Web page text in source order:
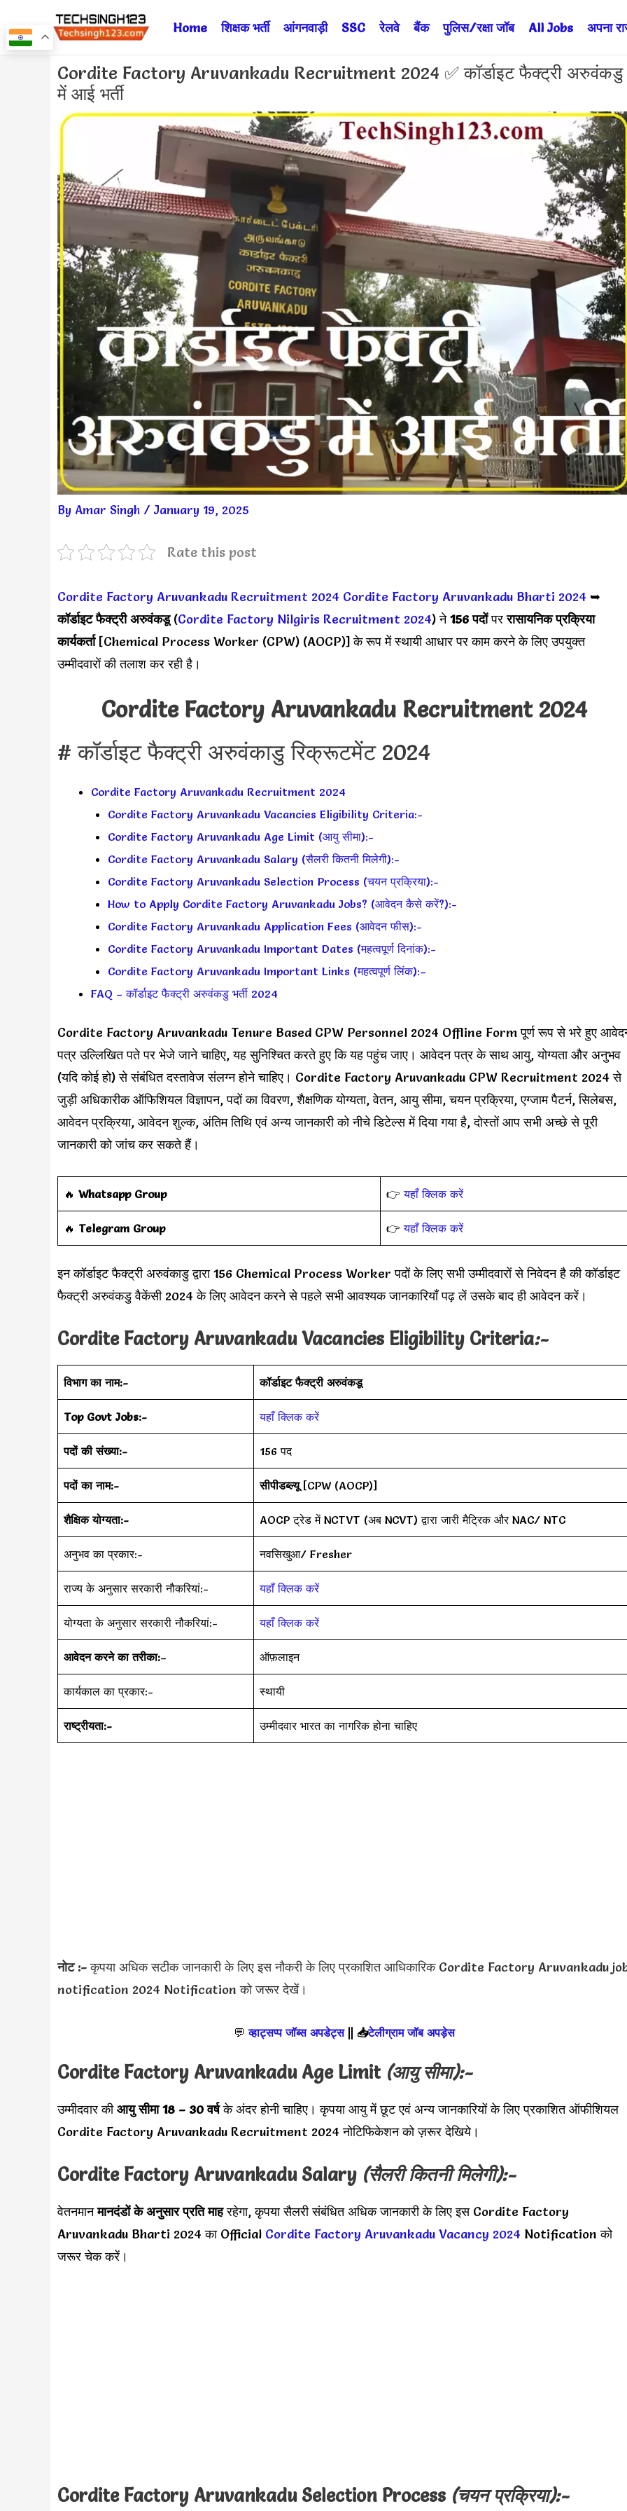
to
Home शिक्षक भर्ती आंगनवाड़ी SSC रेलवे बैंक पुलिस/रक्षा जॉब All Jobs अपना
Cordite Factory Aruvankadu Recruitment 2024 ✅ कॉर्डाइट फैक्ट्री अरुवंकडु
में आई भर्ती
By Amar Singh / January 19, 2025
Rate this post
Cordite Factory Aruvankadu Recruitment 2024 Cordite Factory Aruvankadu Bharti 2024 ➥
कॉर्डाइट फैक्ट्री अरुवंकडू(Cordite Factory Nilgiris Recruitment 2024) ने156 पदोंपररासायनिक प्रक्रिया
कार्यकर्ता[Chemical Process Worker (CPW) (AOCP)] के रूप में स्थायी आधार पर काम करने के लिए उपयुक्त
उम्मीदवारों की तलाश कर रही है।
Cordite Factory Aruvankadu Recruitment 2024
# कॉर्डाइट फैक्ट्री अरुवंकाडु रिक्रूटमेंट 2024
Cordite Factory Aruvankadu Recruitment 2024
Cordite Factory Aruvankadu Vacancies Eligibility Criteria:-
Cordite Factory Aruvankadu Age Limit (आयु सीमा):-
Cordite Factory Aruvankadu Salary (सैलरी कितनी मिलेगी):-
Cordite Factory Aruvankadu Selection Process (चयन प्रक्रिया):-
How to Apply Cordite Factory Aruvankadu Jobs? (आवेदन कैसे करें?):-
Cordite Factory Aruvankadu Application Fees (आवेदन फीस):-
Cordite Factory Aruvankadu Important Dates (महत्वपूर्ण दिनांक):-
Cordite Factory Aruvankadu Important Links (महत्वपूर्ण लिंक):–
FAQ – कॉर्डाइट फैक्ट्री अरुवंकडु भर्ती 2024
Cordite Factory Aruvankadu Tenure Based CPW Personnel 2024 Offline Form पूर्ण रूप से भरे हुए
पत्र उल्लिखित पते पर भेजे जाने चाहिए, यह सुनिश्चित करते हुए कि यह पहुंच जाए। आवेदन पत्र के साथ आयु, योग्यता और अनुभव
(यदि कोई हो) से संबंधित दस्तावेज संलग्न होने चाहिए। Cordite Factory Aruvankadu CPW Recruitment 2024 से
जुड़ी अधिकारीक ऑफिशियल विज्ञापन, पदों का विवरण, शैक्षणिक योग्यता, वेतन, आयु सीमा, चयन प्रक्रिया, एग्जाम पैटर्न, सिलेबस,
आवेदन प्रक्रिया, आवेदन शुल्क, अंतिम तिथि एवं अन्य जानकारी को नीचे डिटेल्स में दिया गया है, दोस्तों आप सभी अच्छे से पूरी
जानकारी को जांच कर सकते हैं।
‎️‍🔥 Whatsapp Group 👉यहाँ क्लिक करें
‎️‍🔥 Telegram Group 👉यहाँ क्लिक करें
इन कॉर्डाइट फैक्ट्री अरुवंकाडु द्वारा 156 Chemical Process Worker पदों के लिए सभी उम्मीदवारों से निवेदन है की कॉर्डाइट
फैक्ट्री अरुवंकडु वैकेंसी 2024 के लिए आवेदन करने से पहले सभी आवश्यक जानकारियाँ पढ़ लें उसके बाद ही आवेदन करें।
Cordite Factory Aruvankadu Vacancies Eligibility Criteria:-
विभाग का नाम:- कॉर्डाइट फैक्ट्री अरुवंकडू
Top Govt Jobs:- यहाँ क्लिक करें
पदों की संख्या:- 156 पद
पदों का नाम:- सीपीडब्ल्यू[CPW (AOCP)]
शैक्षिक योग्यता:- AOCP ट्रेड में NCTVT (अब NCVT) द्वारा जारी मैट्रिक और NAC/ NTC
अनुभव का प्रकार:- नवसिखुआ/ Fresher
राज्य के अनुसार सरकारी नौकरियां:- यहाँ क्लिक करें
योग्यता के अनुसार सरकारी नौकरियां:- यहाँ क्लिक करें
आवेदन करने का तरीका:– ऑफ़लाइन
कार्यकाल का प्रकार:- स्थायी
राष्ट्रीयता:- उम्मीदवार भारत का नागरिक होना चाहिए
नोट :-कृपया अधिक सटीक जानकारी के लिए इस नौकरी के लिए प्रकाशित आधिकारिक Cordite Factory Aruvankadu
notification 2024 Notification को जरूर देखें।
💬 व्हाट्सप्प जॉब्स अपडेट्स|| 📥टेलीग्राम जॉब अपड़ेस
Cordite Factory Aruvankadu Age Limit (आयु सीमा):-
उम्मीदवार कीआयु सीमा 18 – 30 वर्षके अंदर होनी चाहिए। कृपया आयु में छूट एवं अन्य जानकारियों के लिए प्रकाशित ऑफीशियल
Cordite Factory Aruvankadu Recruitment 2024 नोटिफिकेशन को ज़रूर देखिये।
Cordite Factory Aruvankadu Salary (सैलरी कितनी मिलेगी):-
वेतनमानमानदंडों के अनुसारप्रति माहरहेगा, कृपया सैलरी संबंधित अधिक जानकारी के लिए इस Cordite Factory
Aruvankadu Bharti 2024 का Official Cordite Factory Aruvankadu Vacancy 2024 Notification को
जरूर चेक करें।
Cordite Factory Aruvankadu Selection Process (चयन प्रक्रिया):-
Post
navigation